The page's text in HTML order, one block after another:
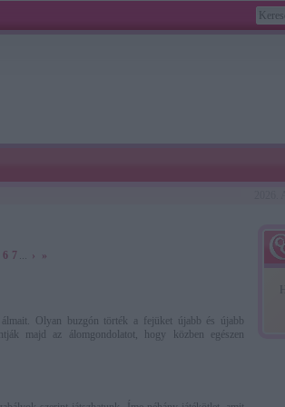
6 7 ... › »
álmait. Olyan buzgón törték a fejüket újabb és újabb
majd az álomgondolatot, hogy közben egészen